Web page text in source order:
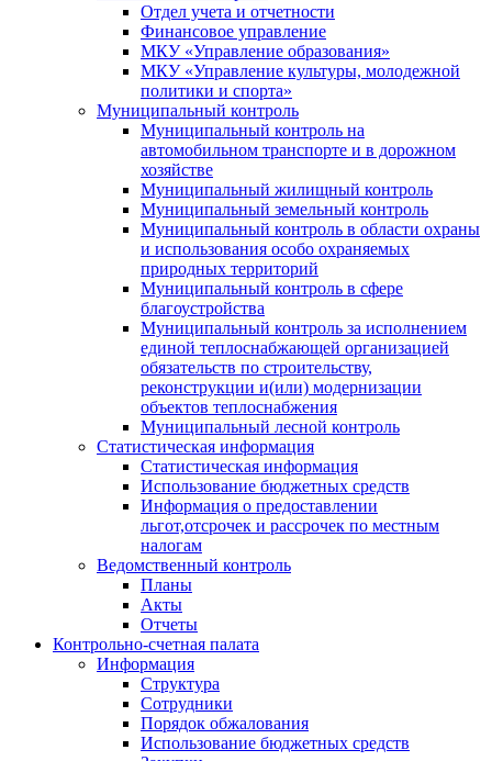
Отдел учета и отчетности
Финансовое управление
МКУ «Управление образования»
МКУ «Управление культуры, молодежной
политики и спорта»
Муниципальный контроль
Муниципальный контроль на
автомобильном транспорте и в дорожном
хозяйстве
Муниципальный жилищный контроль
Муниципальный земельный контроль
Муниципальный контроль в области охраны
и использования особо охраняемых
природных территорий
Муниципальный контроль в сфере
благоустройства
Муниципальный контроль за исполнением
единой теплоснабжающей организацией
обязательств по строительству,
реконструкции и(или) модернизации
объектов теплоснабжения
Муниципальный лесной контроль
Статистическая информация
Статистическая информация
Использование бюджетных средств
Информация о предоставлении
льгот,отсрочек и рассрочек по местным
налогам
Ведомственный контроль
Планы
Акты
Отчеты
Контрольно-счетная палата
Информация
Структура
Сотрудники
Порядок обжалования
Использование бюджетных средств